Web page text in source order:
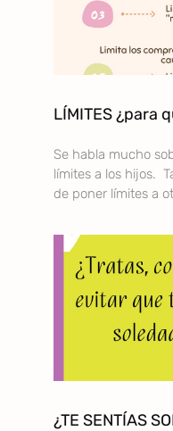
LÍMITES ¿para
Se habla mucho
límites a los hijos.
de poner límites a
¿TE SENTÍAS